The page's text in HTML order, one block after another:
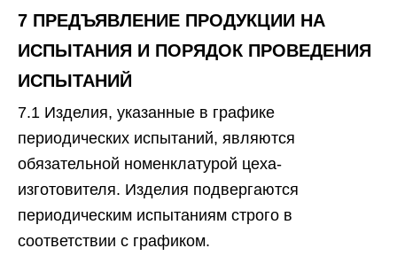
7 ПРЕДЪЯВЛЕНИЕ ПРОДУКЦИИ НА
ИСПЫТАНИЯ И ПОРЯДОК ПРОВЕДЕНИЯ
ИСПЫТАНИЙ
7.1 Изделия, указанные в графике
периодических испытаний, являются
обязательной номенклатурой цеха-
изготовителя. Изделия подвергаются
периодическим испытаниям строго в
соответствии с графиком.